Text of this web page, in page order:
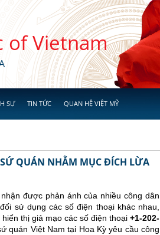
of Vietnam
SỰ TIN TỨC QUAN HỆ VIỆT MỸ
QUÁN NHẰM MỤC ĐÍCH LỪA
được phản ánh của nhiều công dân
sử dụng các số điện thoại khác nhau,
thị giả mạo các số điện thoại +1-202-
quán Việt Nam tại Hoa Kỳ yêu cầu công